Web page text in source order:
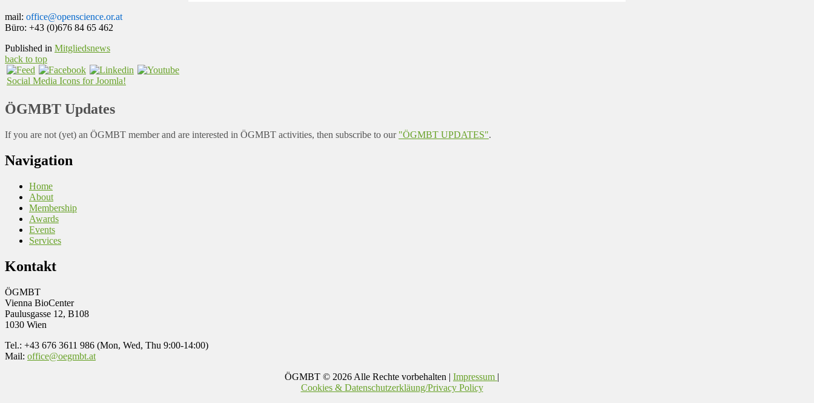
mail: office@openscience.or.at
Büro: +43 (0)676 84 65 462
Published in Mitgliedsnews
back to top
Social Media Icons for Joomla!
ÖGMBT Updates
If you are not (yet) an ÖGMBT member and are interested in ÖGMBT activities, then subscribe to our "ÖGMBT UPDATES".
Navigation
Home
About
Membership
Awards
Events
Services
Kontakt
ÖGMBT
Vienna BioCenter
Paulusgasse 12, B108
1030 Wien
Tel.: +43 676 3611 986 (Mon, Wed, Thu 9:00-14:00)
Mail: office@oegmbt.at
ÖGMBT © 2026 Alle Rechte vorbehalten | Impressum |
Cookies & Datenschutzerkläung/Privacy Policy